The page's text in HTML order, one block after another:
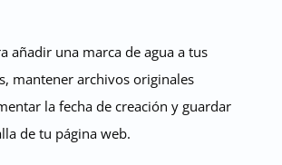
añadir una marca de agua a tus
mantener archivos originales
la fecha de creación y guardar
de tu página web.